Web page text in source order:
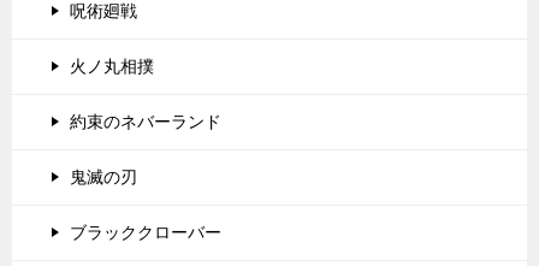
呪術廻戦
火ノ丸相撲
約束のネバーランド
鬼滅の刃
ブラッククローバー